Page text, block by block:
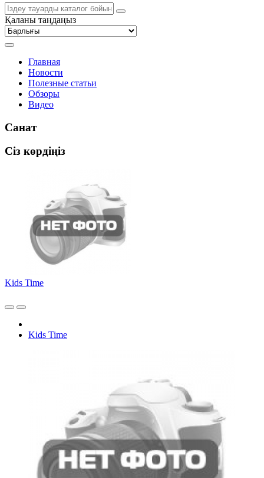
Қаланы таңдаңыз
Главная
Новости
Полезные статьи
Обзоры
Видео
Санат
Сіз көрдіңіз
Kids Time
Kids Time